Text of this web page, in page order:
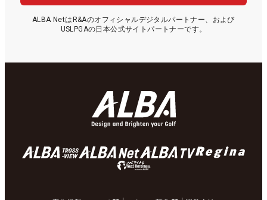
ALBA NetはR&Aのオフィシャルデジタルパートナー、および
USLPGAの日本公式サイトパートナーです。